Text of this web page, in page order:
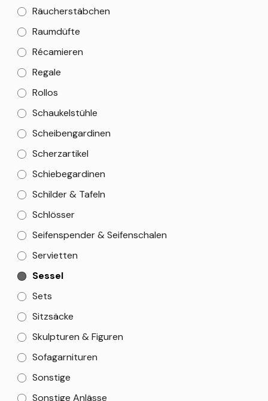
Räucherstäbchen
Raumdüfte
Récamieren
Regale
Rollos
Schaukelstühle
Scheibengardinen
Scherzartikel
Schiebegardinen
Schilder & Tafeln
Schlösser
Seifenspender & Seifenschalen
Servietten
Sessel
Sets
Sitzsäcke
Skulpturen & Figuren
Sofagarnituren
Sonstige
Sonstige Anlässe